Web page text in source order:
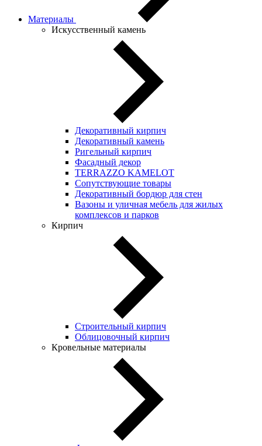
Материалы
Искусственный камень
Декоративный кирпич
Декоративный камень
Ригельный кирпич
Фасадный декор
TERRAZZO KAMELOT
Сопутствующие товары
Декоративный бордюр для стен
Вазоны и уличная мебель для жилых
комплексов и парков
Кирпич
Строительный кирпич
Облицовочный кирпич
Кровельные материалы